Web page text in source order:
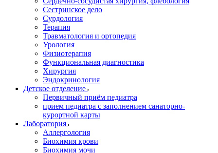
Сестринское дело
Сурдология
Терапия
Травматология и ортопедия
Урология
Физиотерапия
Функциональная диагностика
Хирургия
Эндокринология
Детское отделение
Первичный приём педиатра
прием педиатра с заполнением санаторно-
курортной карты
Лаборатория
Аллергология
Биохимия крови
Биохимия мочи